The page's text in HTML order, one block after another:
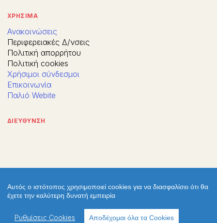
ΧΡΗΣΙΜΑ
Ανακοινώσεις
Περιφερειακές Δ/νσεις
Πολιτική απορρήτου
Πολιτική cookies
Χρήσιμοι σύνδεσμοι
Επικοινωνία
Παλιό Webite
ΔΙΕΥΘΥΝΣΗ
Αυτός ο ιστότοπος χρησιμοποιεί cookies για να διασφαλίσει ότι θα
έχετε την καλύτερη δυνατή εμπειρία
Ρυθμίσεις Cookies Αποδέχομαι όλα τα Cookies